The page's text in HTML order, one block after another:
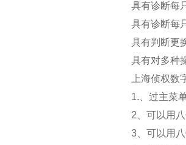
具有诊断每
具有诊断每
具有判断更
具有对多种
上海侦权
1. 、过主菜
2 、可以用
3 、可以用